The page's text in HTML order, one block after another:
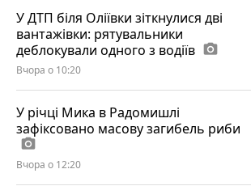
У ДТП біля Оліївки зіткнулися дві
вантажівки: рятувальники
деблокували одного з водіїв photo_camera
Вчора о 10:20
У річці Мика в Радомишлі
зафіксовано масову загибель риби
photo_camera
Вчора о 12:20